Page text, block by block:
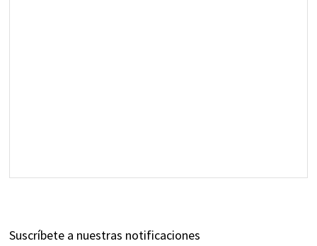
Suscríbete a nuestras notificaciones